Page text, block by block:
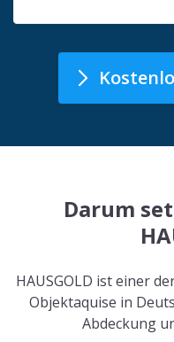
Darum
HAUSGOLD ist einer
Objektaquise in
Abdeckung